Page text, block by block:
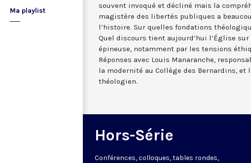
Ma playlist
souvent invoqué et décliné mais la
magistère des libertés publiques a
l’histoire. Sur quelles fondations
Quel discours tient aujourd’hui l’Église
épineuse, notamment par les tensions
Réponses avec Louis Manaranche,
la modernité au Collège des Bernardins, et
théologien.
Hors-Série
Conférences, colloques, tables rondes,